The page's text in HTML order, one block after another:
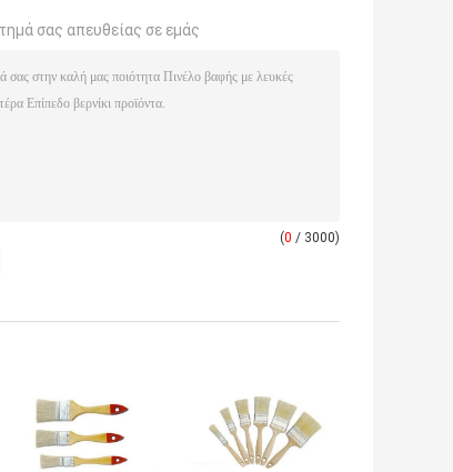
σας απευθείας σε εμάς
(0 / 3000)